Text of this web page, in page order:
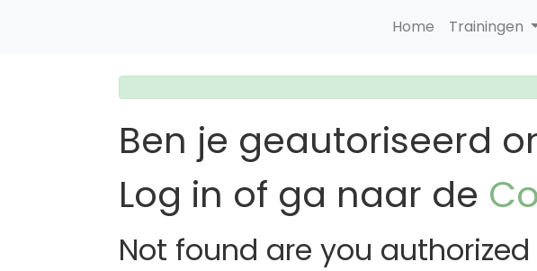
Home Trainingen
Ben je geautoriseerd
Log in of ga naar de
Not found are you